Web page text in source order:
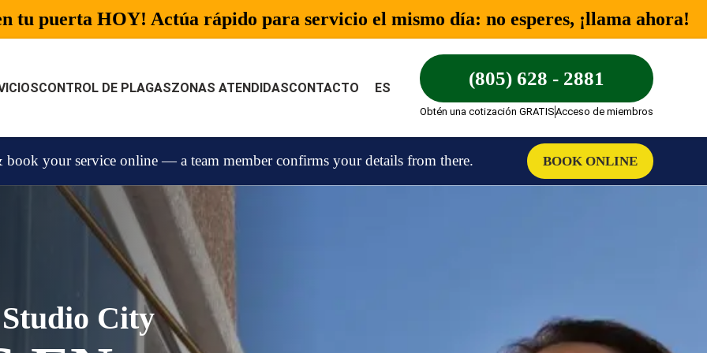
tu puerta HOY! Actúa rápido para servicio el mismo día: no esperes, ¡llama ahora!
CONTROL DE PLAGASZONAS ATENDIDASCONTACTO ES (805) 628 - 2881
Obtén una cotización GRATISAcceso de miembros
book your service online — a team member confirms your details from there. BOOK ONLINE
City